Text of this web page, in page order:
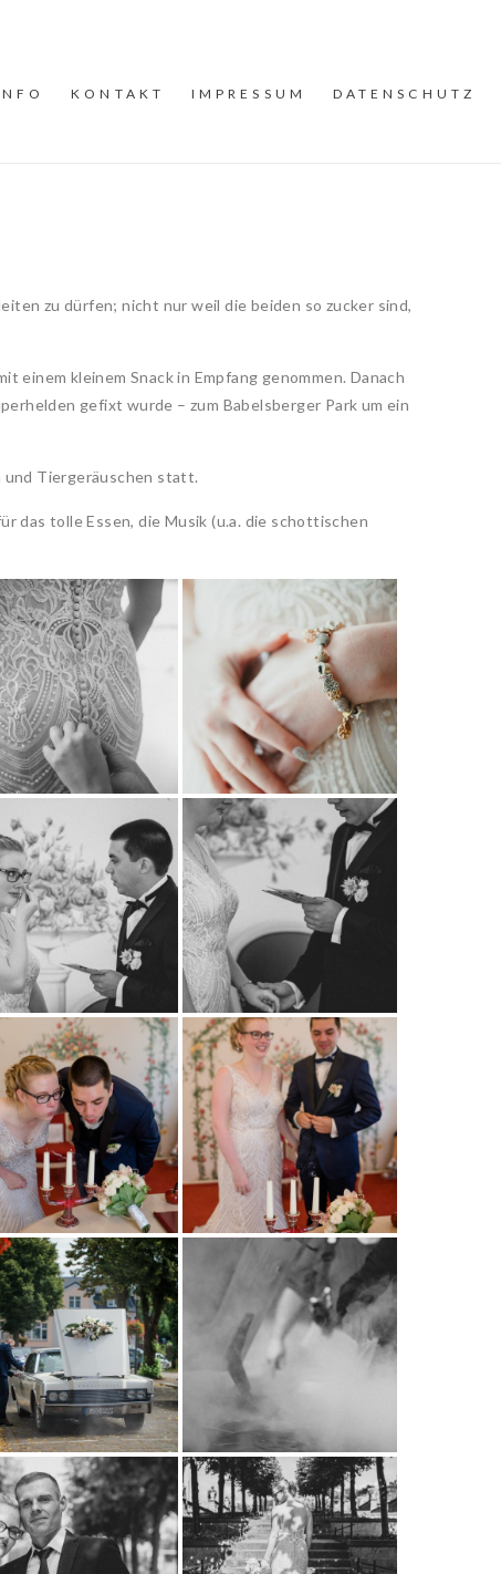
KONTAKT IMPRESSUM DATENSCHUTZ
zu dürfen; nicht nur weil die beiden so zucker sind,
kleinem Snack in Empfang genommen. Danach
gefixt wurde – zum Babelsberger Park um ein
und Tiergeräuschen statt.
das tolle Essen, die Musik (u.a. die schottischen